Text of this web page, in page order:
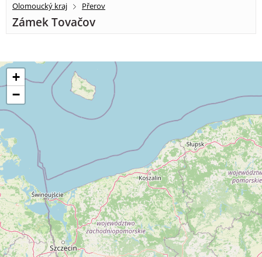
Olomoucký kraj Přerov
Zámek Tovačov
+
−